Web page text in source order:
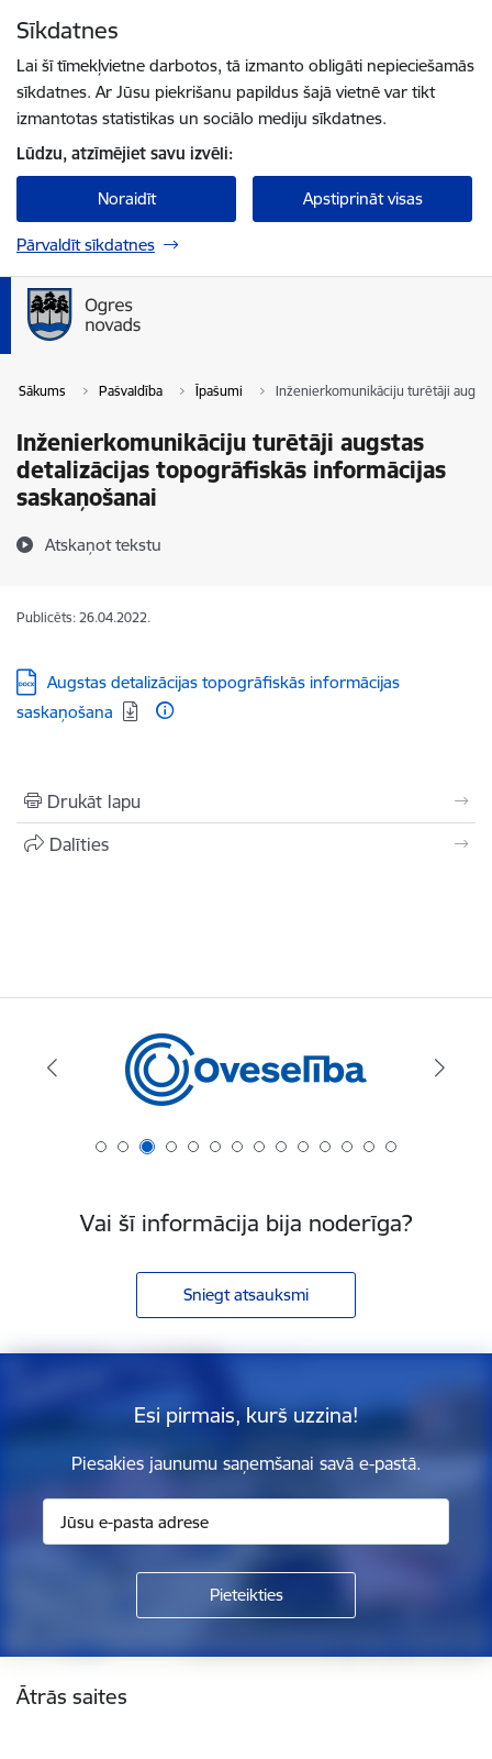
Sīkdatnes
Lai šī tīmekļvietne darbotos, tā izmanto obligāti nepieciešamās
sīkdatnes. Ar Jūsu piekrišanu papildus šajā vietnē var tikt
izmantotas statistikas un sociālo mediju sīkdatnes.
Lūdzu, atzīmējiet savu izvēli:
Noraidīt Apstiprināt visas
Pārvaldīt sīkdatnes
Sākums Pašvaldība Īpašumi Inženierkomunikāciju turētāji
Inženierkomunikāciju turētāji augstas
detalizācijas topogrāfiskās informācijas
saskaņošanai
Atskaņot tekstu
Publicēts: 26.04.2022.
Lejupielādēt:
Augstas detalizācijas topogrāfiskās informācijas
saskaņošana
Drukāt lapu
Dalīties
Vai šī informācija bija noderīga?
Sniegt atsauksmi
Esi pirmais, kurš uzzina!
Piesakies jaunumu saņemšanai savā e-pastā.
Ātrās saites